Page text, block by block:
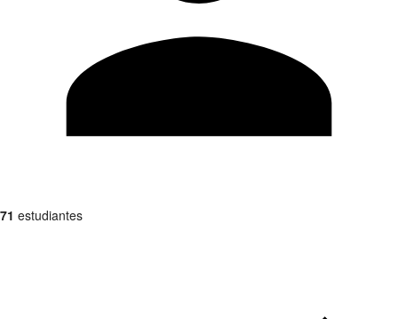
71 estudiantes